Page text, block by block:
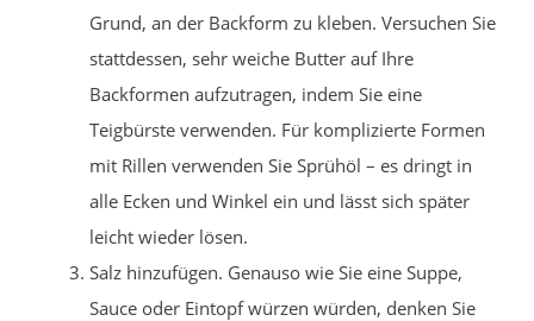
Grund, an der Backform zu kleben. Versuchen Sie
stattdessen, sehr weiche Butter auf Ihre
Backformen aufzutragen, indem Sie eine
Teigbürste verwenden. Für komplizierte Formen
mit Rillen verwenden Sie Sprühöl – es dringt in
alle Ecken und Winkel ein und lässt sich später
leicht wieder lösen.
Salz hinzufügen. Genauso wie Sie eine Suppe,
Sauce oder Eintopf würzen würden, denken Sie